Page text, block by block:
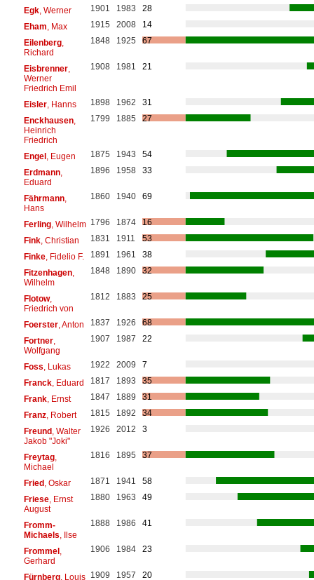
Egk, Werner 1901 1983
28
Eham , Max 1915 2008
14
Eilenberg,
Richard
1848 1925 67
Eisbrenner,
Werner
Friedrich Emil
1908 1981 21
Eisler, Hanns 1898 1962
31
Enckhausen,
Heinrich
Friedrich
1799 1885 27
Engel, Eugen 1875 1943
54
Erdmann,
Eduard
1896 1958 33
Fährmann,
Hans
1860 1940 69
Ferling, Wilhelm 1796 1874
16
Fink, Christian 1831 1911
53
Finke, Fidelio F. 1891 1961
38
Fitzenhagen,
Wilhelm
1848 1890 32
Flotow,
Friedrich von
1812 1883 25
Foerster, Anton 1837 1926
68
Fortner,
Wolfgang
1907 1987 22
Foss , Lukas 1922 2009
7
Franck, Eduard 1817 1893
35
Frank, Ernst 1847 1889
31
Franz, Robert 1815 1892
34
Freund, Walter
Jakob "Joki"
1926 2012 3
Freytag,
Michael
1816 1895 37
Fried, Oskar 1871 1941
58
Friese, Ernst
August
1880 1963 49
Fromm-
Michaels , Ilse
1888 1986 41
Frommel,
Gerhard
1906 1984 23
Fürnberg, Louis 1909 1957 20